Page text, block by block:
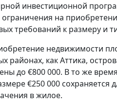
инвестиционной
на
требований к размеру и
недвижимости
как Аттика,
до €800 000. В то же
€250 000 сохраняется
в жилое.